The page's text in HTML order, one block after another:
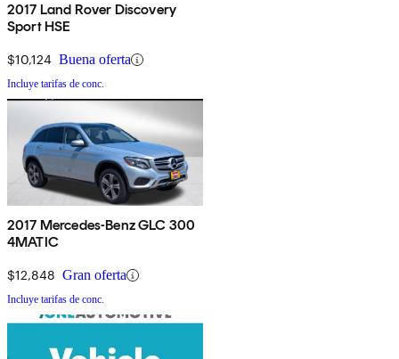
2017 Land Rover Discovery
Sport HSE
$10,124 Buena oferta
Incluye tarifas de conc.
2017 Mercedes-Benz GLC 300
4MATIC
$12,848 Gran oferta
Incluye tarifas de conc.